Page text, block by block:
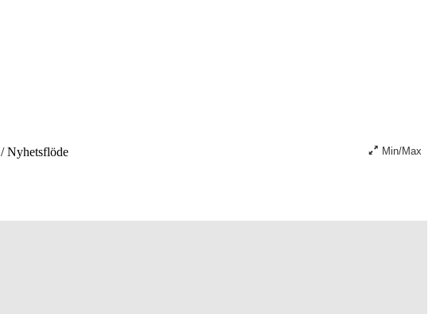
/Nyhetsflöde Min/Max